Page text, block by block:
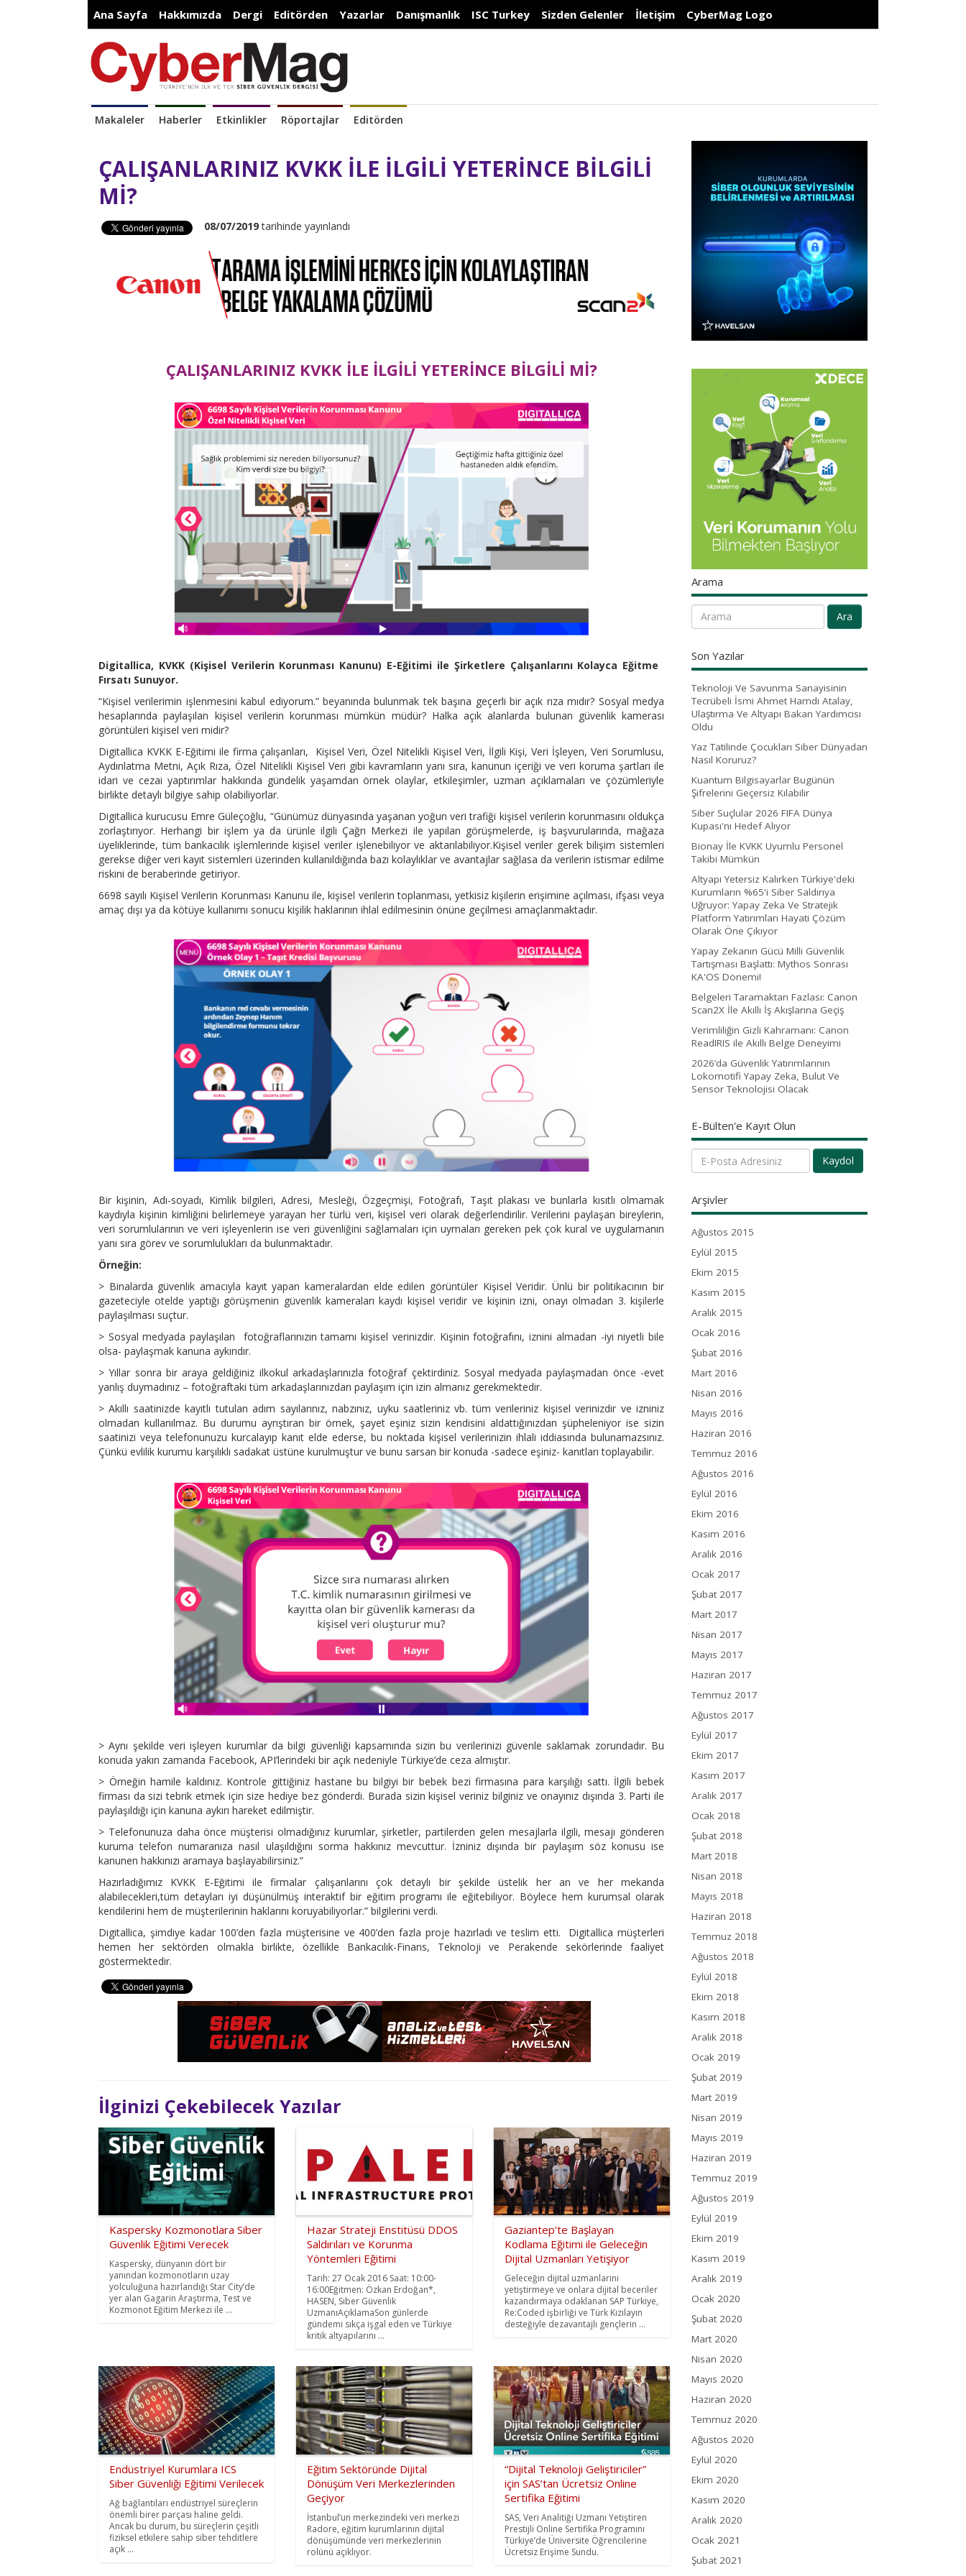
Ana Sayfa Hakkımızda Dergi Editörden Yazarlar Danışmanlık ISC Turkey Sizden Gelenler İletişim CyberMag Logo
Makaleler Haberler Etkinlikler Röportajlar Editörden
ÇALIŞANLARINIZ KVKK İLE İLGİLİ YETERİNCE BİLGİLİ
Mİ?
08/07/2019tarihinde yayınlandı
ÇALIŞANLARINIZ KVKK İLE İLGİLİ YETERİNCE BİLGİLİ Mİ?
Digitallica, KVKK (Kişisel Verilerin Korunması Kanunu) E-Eğitimi ile Şirketlere Çalışanlarını Kolayca Eğitme
Fırsatı Sunuyor.
“Kişisel verilerimin işlenmesini kabul ediyorum.” beyanında bulunmak tek başına geçerli bir açık rıza mıdır? Sosyal medya
hesaplarında paylaşılan kişisel verilerin korunması mümkün müdür? Halka açık alanlarda bulunan güvenlik kamerası
görüntüleri kişisel veri midir?
Digitallica KVKK E-Eğitimi ile firma çalışanları, Kişisel Veri, Özel Nitelikli Kişisel Veri, İlgili Kişi, Veri İşleyen, Veri Sorumlusu,
Aydınlatma Metni, Açık Rıza, Özel Nitelikli Kişisel Veri gibi kavramların yanı sıra, kanunun içeriği ve veri koruma şartları ile
idari ve cezai yaptırımlar hakkında gündelik yaşamdan örnek olaylar, etkileşimler, uzman açıklamaları ve çözümleriyle
birlikte detaylı bilgiye sahip olabiliyorlar.
Digitallica kurucusu Emre Güleçoğlu, “Günümüz dünyasında yaşanan yoğun veri trafiği kişisel verilerin korunmasını oldukça
zorlaştırıyor. Herhangi bir işlem ya da ürünle ilgili Çağrı Merkezi ile yapılan görüşmelerde, iş başvurularında, mağaza
üyeliklerinde, tüm bankacılık işlemlerinde kişisel veriler işlenebiliyor ve aktarılabiliyor.Kişisel veriler gerek bilişim sistemleri
gerekse diğer veri kayıt sistemleri üzerinden kullanıldığında bazı kolaylıklar ve avantajlar sağlasa da verilerin istismar edilme
riskini de beraberinde getiriyor.
6698 sayılı Kişisel Verilerin Korunması Kanunu ile, kişisel verilerin toplanması, yetkisiz kişilerin erişimine açılması, ifşası veya
amaç dışı ya da kötüye kullanımı sonucu kişilik haklarının ihlal edilmesinin önüne geçilmesi amaçlanmaktadır.
Bir kişinin, Adı-soyadı, Kimlik bilgileri, Adresi, Mesleği, Özgeçmişi, Fotoğrafı, Taşıt plakası ve bunlarla kısıtlı olmamak
kaydıyla kişinin kimliğini belirlemeye yarayan her türlü veri, kişisel veri olarak değerlendirilir. Verilerini paylaşan bireylerin,
veri sorumlularının ve veri işleyenlerin ise veri güvenliğini sağlamaları için uymaları gereken pek çok kural ve uygulamanın
yanı sıra görev ve sorumlulukları da bulunmaktadır.
Örneğin:
> Binalarda güvenlik amacıyla kayıt yapan kameralardan elde edilen görüntüler Kişisel Veridir. Ünlü bir politikacının bir
gazeteciyle otelde yaptığı görüşmenin güvenlik kameraları kaydı kişisel veridir ve kişinin izni, onayı olmadan 3. kişilerle
paylaşılması suçtur.
> Sosyal medyada paylaşılan fotoğraflarınızın tamamı kişisel verinizdir. Kişinin fotoğrafını, iznini almadan -iyi niyetli bile
olsa- paylaşmak kanuna aykırıdır.
> Yıllar sonra bir araya geldiğiniz ilkokul arkadaşlarınızla fotoğraf çektirdiniz. Sosyal medyada paylaşmadan önce -evet
yanlış duymadınız – fotoğraftaki tüm arkadaşlarınızdan paylaşım için izin almanız gerekmektedir.
> Akıllı saatinizde kayıtlı tutulan adım sayılarınız, nabzınız, uyku saatleriniz vb. tüm verileriniz kişisel verinizdir ve izniniz
olmadan kullanılmaz. Bu durumu ayrıştıran bir örnek, şayet eşiniz sizin kendisini aldattığınızdan şüpheleniyor ise sizin
saatinizi veya telefonunuzu kurcalayıp kanıt elde ederse, bu noktada kişisel verilerinizin ihlali iddiasında bulunamazsınız.
Çünkü evlilik kurumu karşılıklı sadakat üstüne kurulmuştur ve bunu sarsan bir konuda -sadece eşiniz- kanıtları toplayabilir.
> Aynı şekilde veri işleyen kurumlar da bilgi güvenliği kapsamında sizin bu verilerinizi güvenle saklamak zorundadır. Bu
konuda yakın zamanda Facebook, API’lerindeki bir açık nedeniyle Türkiye’de ceza almıştır.
> Örneğin hamile kaldınız. Kontrole gittiğiniz hastane bu bilgiyi bir bebek bezi firmasına para karşılığı sattı. İlgili bebek
firması da sizi tebrik etmek için size hediye bez gönderdi. Burada sizin kişisel veriniz bilginiz ve onayınız dışında 3. Parti ile
paylaşıldığı için kanuna aykırı hareket edilmiştir.
> Telefonunuza daha önce müşterisi olmadığınız kurumlar, şirketler, partilerden gelen mesajlarla ilgili, mesajı gönderen
kuruma telefon numaranıza nasıl ulaşıldığını sorma hakkınız mevcuttur. İzniniz dışında bir paylaşım söz konusu ise
kanunen hakkınızı aramaya başlayabilirsiniz.”
Hazırladığımız KVKK E-Eğitimi ile firmalar çalışanlarını çok detaylı bir şekilde üstelik her an ve her mekanda
alabilecekleri,tüm detayları iyi düşünülmüş interaktif bir eğitim programı ile eğitebiliyor. Böylece hem kurumsal olarak
kendilerini hem de müşterilerinin haklarını koruyabiliyorlar.” bilgilerini verdi.
Digitallica, şimdiye kadar 100’den fazla müşterisine ve 400’den fazla proje hazırladı ve teslim etti. Digitallica müşterleri
hemen her sektörden olmakla birlikte, özellikle Bankacılık-Finans, Teknoloji ve Perakende sekörlerinde faaliyet
göstermektedir.
İlginizi Çekebilecek Yazılar
Kaspersky Kozmonotlara Siber
Güvenlik Eğitimi Verecek
Kaspersky, dünyanın dört bir
yanından kozmonotların uzay
yolculuğuna hazırlandığı Star City’de
yer alan Gagarin Araştırma, Test ve
Kozmonot Eğitim Merkezi ile ...
Hazar Strateji Enstitüsü DDOS
Saldırıları ve Korunma
Yöntemleri Eğitimi
Tarih: 27 Ocak 2016 Saat: 10:00-
16:00Eğitmen: Özkan Erdoğan*,
HASEN, Siber Güvenlik
UzmanıAçıklamaSon günlerde
gündemi sıkça işgal eden ve Türkiye
kritik altyapılarını ...
Gaziantep’te Başlayan
Kodlama Eğitimi ile Geleceğin
Dijital Uzmanları Yetişiyor
Geleceğin dijital uzmanlarını
yetiştirmeye ve onlara dijital beceriler
kazandırmaya odaklanan SAP Türkiye,
Re:Coded işbirliği ve Türk Kızılayın
desteğiyle dezavantajlı gençlerin ...
Endüstriyel Kurumlara ICS
Siber Güvenliği Eğitimi Verilecek
Ağ bağlantıları endüstriyel süreçlerin
önemli birer parçası haline geldi.
Ancak bu durum, bu süreçlerin çeşitli
fiziksel etkilere sahip siber tehditlere
açık ...
Eğitim Sektöründe Dijital
Dönüşüm Veri Merkezlerinden
Geçiyor
İstanbul’un merkezindeki veri merkezi
Radore, eğitim kurumlarının dijital
dönüşümünde veri merkezlerinin
rolünü açıklıyor.
“Dijital Teknoloji Geliştiriciler”
için SAS’tan Ücretsiz Online
Sertifika Eğitimi
SAS, Veri Analitiği Uzmanı Yetiştiren
Prestijli Online Sertifika Programını
Türkiye’de Üniversite Öğrencilerine
Ücretsiz Erişime Sundu.
Arama
Ara
Son Yazılar
Teknoloji Ve Savunma Sanayisinin
Tecrübeli İsmi Ahmet Hamdi Atalay,
Ulaştırma Ve Altyapı Bakan Yardımcısı
Oldu
Yaz Tatilinde Çocukları Siber Dünyadan
Nasıl Koruruz?
Kuantum Bilgisayarlar Bugünün
Şifrelerini Geçersiz Kılabilir
Siber Suçlular 2026 FIFA Dünya
Kupası'nı Hedef Alıyor
Bionay İle KVKK Uyumlu Personel
Takibi Mümkün
Altyapı Yetersiz Kalırken Türkiye'deki
Kurumların %65'i Siber Saldırıya
Uğruyor: Yapay Zeka Ve Stratejik
Platform Yatırımları Hayati Çözüm
Olarak Öne Çıkıyor
Yapay Zekanın Gücü Milli Güvenlik
Tartışması Başlattı: Mythos Sonrası
KA'OS Dönemi!
Belgeleri Taramaktan Fazlası: Canon
Scan2X İle Akıllı İş Akışlarına Geçiş
Verimliliğin Gizli Kahramanı: Canon
ReadIRIS ile Akıllı Belge Deneyimi
2026’da Güvenlik Yatırımlarının
Lokomotifi Yapay Zeka, Bulut Ve
Sensor Teknolojisi Olacak
E-Bülten'e Kayıt Olun
Kaydol
Arşivler
Ağustos 2015
Eylül 2015
Ekim 2015
Kasım 2015
Aralık 2015
Ocak 2016
Şubat 2016
Mart 2016
Nisan 2016
Mayıs 2016
Haziran 2016
Temmuz 2016
Ağustos 2016
Eylül 2016
Ekim 2016
Kasım 2016
Aralık 2016
Ocak 2017
Şubat 2017
Mart 2017
Nisan 2017
Mayıs 2017
Haziran 2017
Temmuz 2017
Ağustos 2017
Eylül 2017
Ekim 2017
Kasım 2017
Aralık 2017
Ocak 2018
Şubat 2018
Mart 2018
Nisan 2018
Mayıs 2018
Haziran 2018
Temmuz 2018
Ağustos 2018
Eylül 2018
Ekim 2018
Kasım 2018
Aralık 2018
Ocak 2019
Şubat 2019
Mart 2019
Nisan 2019
Mayıs 2019
Haziran 2019
Temmuz 2019
Ağustos 2019
Eylül 2019
Ekim 2019
Kasım 2019
Aralık 2019
Ocak 2020
Şubat 2020
Mart 2020
Nisan 2020
Mayıs 2020
Haziran 2020
Temmuz 2020
Ağustos 2020
Eylül 2020
Ekim 2020
Kasım 2020
Aralık 2020
Ocak 2021
Şubat 2021